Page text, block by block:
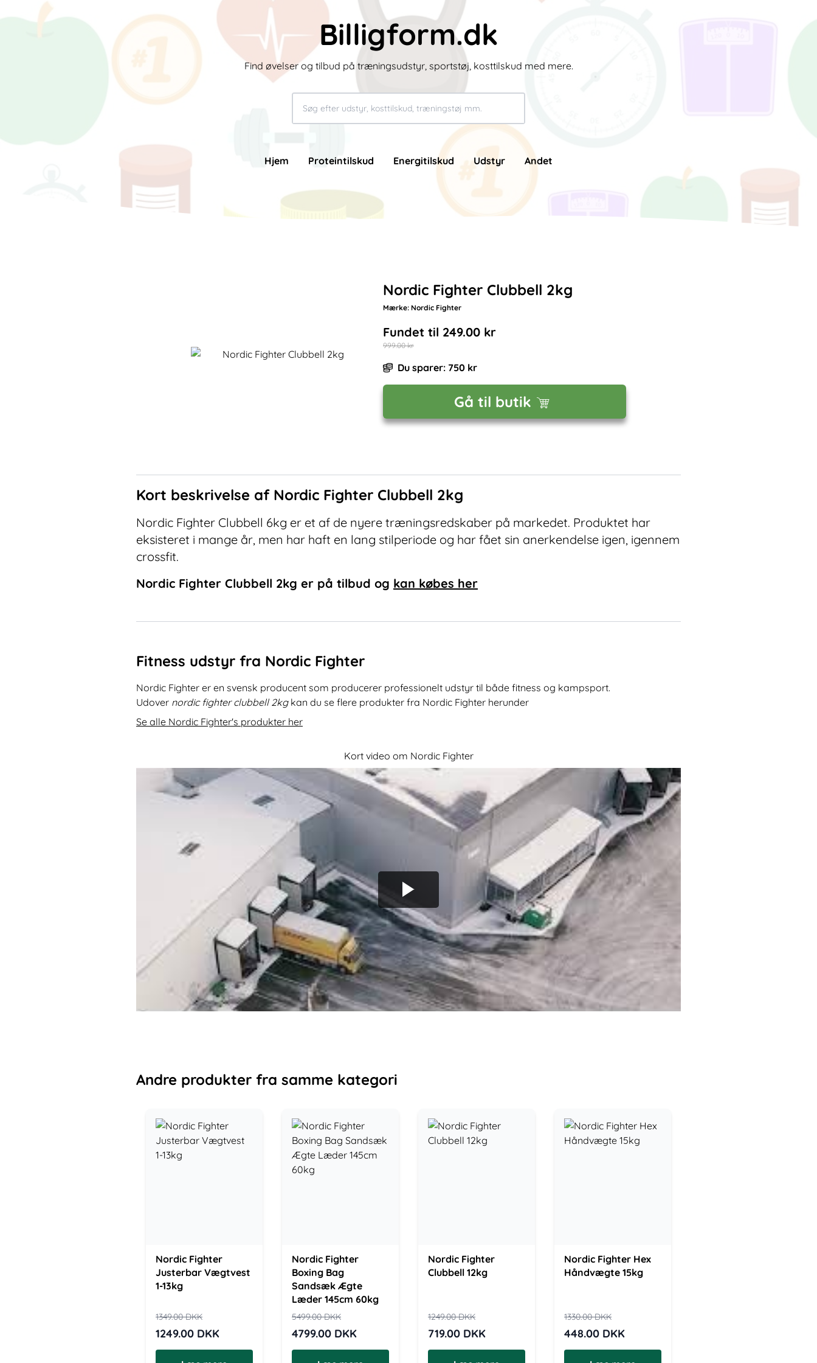
Billigform.dk
Find øvelser og tilbud på træningsudstyr, sportstøj, kosttilskud med mere.
Hjem Proteintilskud Energitilskud Udstyr Andet
Nordic Fighter Clubbell 2kg
Mærke: Nordic Fighter
Fundet til 249.00 kr
999.00kr
Du sparer: 750 kr
Gå til butik
Kort beskrivelse af Nordic Fighter Clubbell 2kg
Nordic Fighter Clubbell 6kg er et af de nyere træningsredskaber på markedet. Produktet har
eksisteret i mange år, men har haft en lang stilperiode og har fået sin anerkendelse igen, igennem
crossfit.
Nordic Fighter Clubbell 2kg er på tilbud og kan købes her
Fitness udstyr fra Nordic Fighter
Nordic Fighter er en svensk producent som producerer professionelt udstyr til både fitness og kampsport.
Udover nordic fighter clubbell 2kgkan du se flere produkter fra Nordic Fighter herunder
Se alle Nordic Fighter's produkter her
Kort video om Nordic Fighter
Andre produkter fra samme kategori
Nordic Fighter
Justerbar Vægtvest
1-13kg
1349.00DKK
1249.00 DKK
Nordic Fighter
Boxing Bag
Sandsæk Ægte
Læder 145cm 60kg
5499.00DKK
4799.00 DKK
Nordic Fighter
Clubbell 12kg
1249.00DKK
719.00 DKK
Nordic Fighter Hex
Håndvægte 15kg
1330.00DKK
448.00 DKK